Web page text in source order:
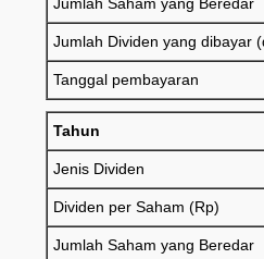
Jumlah Dividen yang dibayar
Tanggal pembayaran
Tahun
Jenis Dividen
Dividen per Saham (Rp)
Jumlah Saham yang Beredar